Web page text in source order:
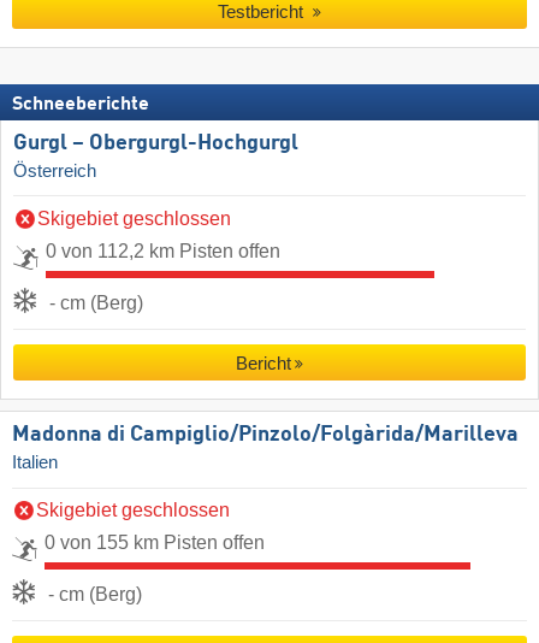
Testbericht
Schneeberichte
Gurgl – Obergurgl-Hochgurgl
Österreich
Skigebiet geschlossen
0 von 112,2 km Pisten offen
- cm (Berg)
Bericht
Madonna di Campiglio/​Pinzolo/​Folgàrida/​Marilleva
Italien
Skigebiet geschlossen
0 von 155 km Pisten offen
- cm (Berg)